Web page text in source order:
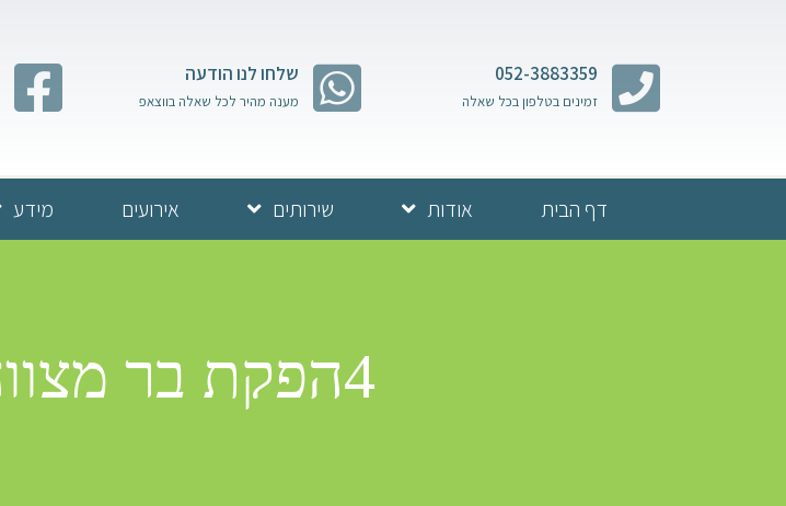
052-3883359
זמינים בטלפון בכל שאלה
שלחו לנו הודעה
מענה מהיר לכל שאלה בווצאפ
דף הבית אודות שירותים אירועים מידע
4הפקת בר מצווה בכותל | משפחת אבני